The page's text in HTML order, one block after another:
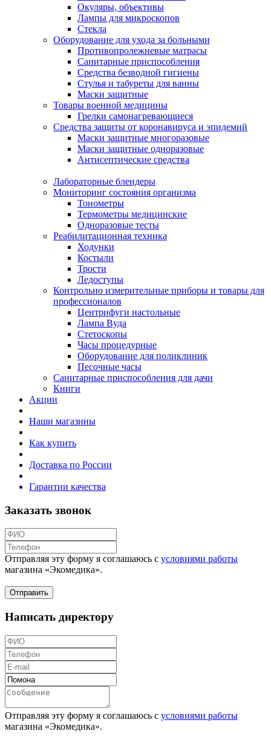
Окуляры, объективы
Лампы для микроскопов
Стекла
Оборудование для ухода за больными
Противопролежневые матрасы
Санитарные приспособления
Средства безводной гигиены
Стулья и табуреты для ванны
Маски защитные
Товары военной медицины
Грелки самонагревающиеся
Средства защиты от коронавируса и эпидемий
Маски защитные многоразовые
Маски защитные одноразовые
Антисептические средства
Лабораторные блендеры
Мониторинг состояния организма
Тонометры
Термометры медицинские
Одноразовые тесты
Реабилитационная техника
Ходунки
Костыли
Трости
Ледоступы
Контрольно измерительные приборы и товары для
профессионалов
Центрифуги настольные
Лампа Вуда
Стетоскопы
Часы процедурные
Оборудование для поликлиник
Песочные часы
Санитарные приспособления для дачи
Книги
Акции
Наши магазины
Как купить
Доставка по России
Гарантии качества
Заказать звонок
Отправляя эту форму я соглашаюсь с условиями работы
магазина «Экомедика».
Написать директору
Отправляя эту форму я соглашаюсь с условиями работы
магазина «Экомедика».